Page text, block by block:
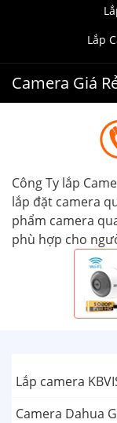
Lắp
Camera Giá
Công Ty lắp
lắp đặt camera
phẩm camera
phù hợp cho
Lắp camera
Camera Dahua